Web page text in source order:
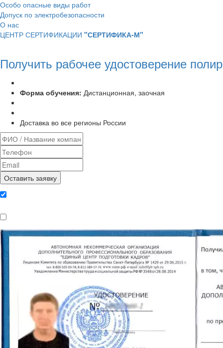
Особо опасные виды работ
Допуск по электробезопасности
О нас
ЦЕНТР СЕРТИФИКАЦИИ "СЕРТИФИКА-М"
Получить рабочее удостоверение
Форма обучения: Дистанционная, заочная
Доставка во все регионы России